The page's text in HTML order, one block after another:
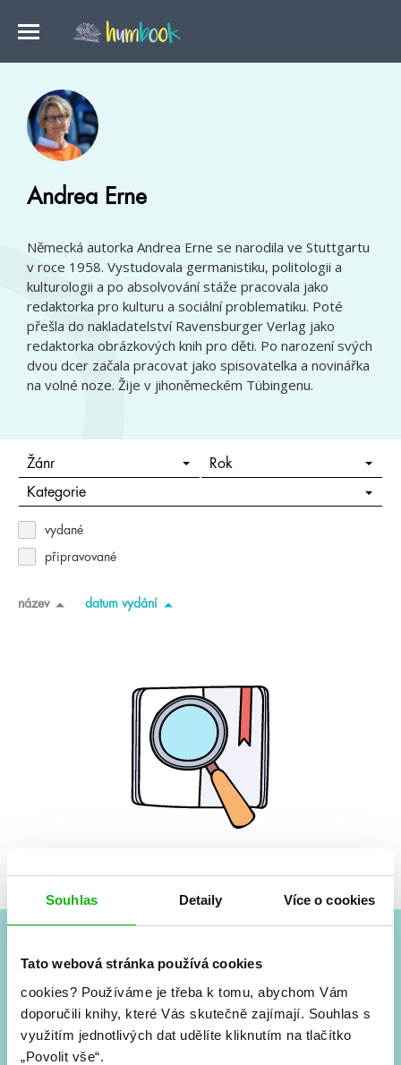
Souhlas Detaily Více o cookies
Tato webová stránka používá cookies
cookies? Používáme je třeba k tomu, abychom Vám
doporučili knihy, které Vás skutečně zajímají. Souhlas s
využitím jednotlivých dat udělíte kliknutím na tlačítko
„Povolit vše“.
Andrea Erne
Německá autorka Andrea Erne se narodila ve Stuttgartu
v roce 1958. Vystudovala germanistiku, politologii a
kulturologii a po absolvování stáže pracovala jako
redaktorka pro kulturu a sociální problematiku. Poté
přešla do nakladatelství Ravensburger Verlag jako
redaktorka obrázkových knih pro děti. Po narození svých
dvou dcer začala pracovat jako spisovatelka a novinářka
na volné noze. Žije v jihoněmeckém Tübingenu.
Žánr Rok
Kategorie
vydané
připravované
název datum vydání
#HumbookNews
Vše kolem #youngadult každý měsíc rovnou do mailu!
Nové knihy, co se chystá, kvízy, soutěže, autoři, filmové
a seriálové adaptace a další.